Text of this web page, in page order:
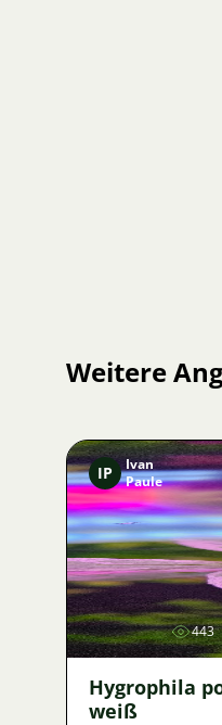
Weitere
IP
Ivan
Paule
443
Hygrophila
weiß